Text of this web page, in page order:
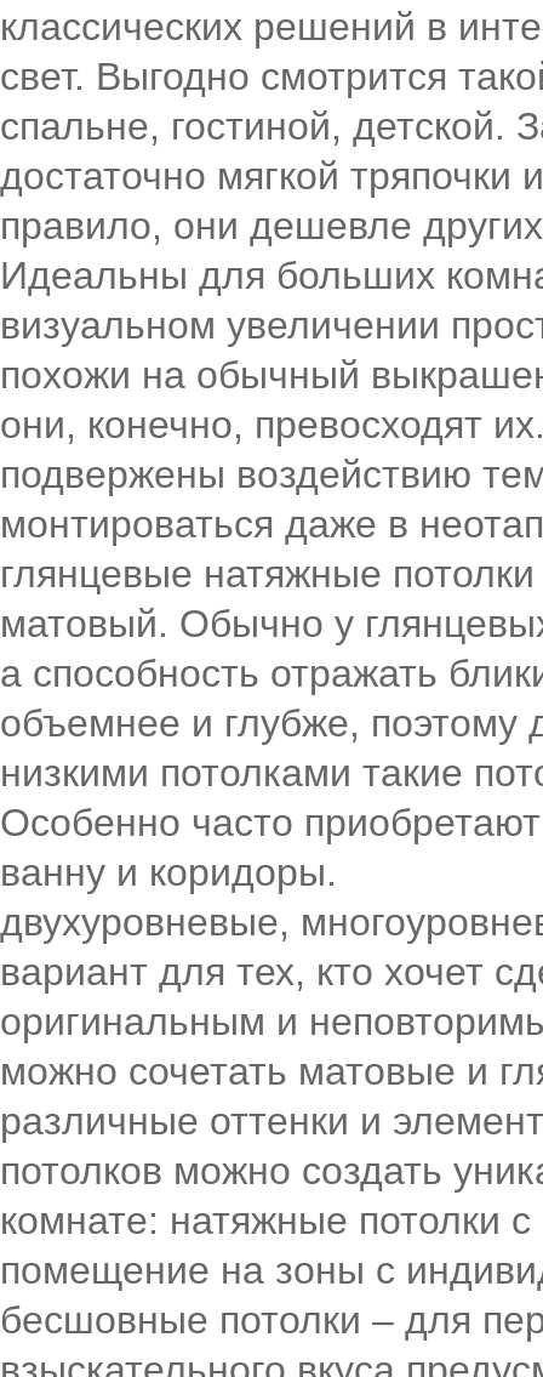
классических решений в
свет. Выгодно смотрится
спальне, гостиной, детской.
достаточно мягкой
правило, они дешевле
Идеальны для больших
визуальном увеличении
похожи на обычный
они, конечно, превосходят
подвержены воздействию
монтироваться даже в
глянцевые натяжные
матовый. Обычно у
а способность отражать
объемнее и глубже, поэтому
низкими потолками такие
Особенно часто
ванну и коридоры.
двухуровневые,
вариант для тех, кто хочет
оригинальным и
можно сочетать матовые и
различные оттенки и
потолков можно создать
комнате: натяжные потолки
помещение на зоны с
бесшовные потолки – для